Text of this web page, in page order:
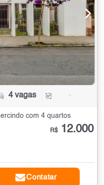
4 vagas -
com 4 quartos
R$ 12.000
Contatar